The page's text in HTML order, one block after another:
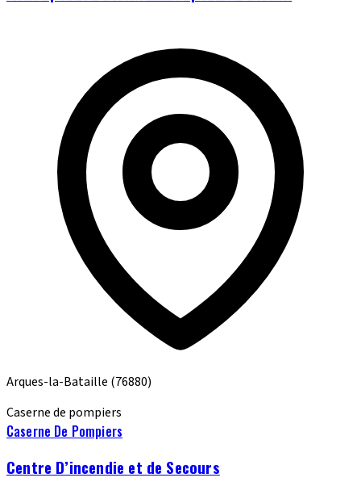
Arques-la-Bataille (76880)
Caserne de pompiers
Caserne De Pompiers
Centre D’incendie et de Secours